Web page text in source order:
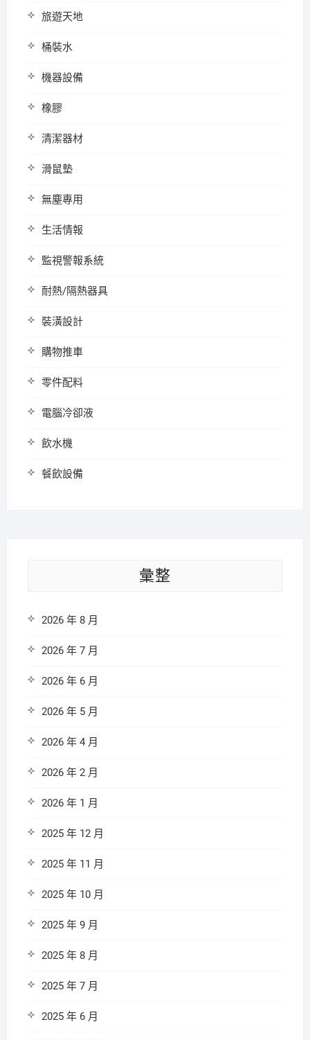
旅遊天地
桶裝水
機器設備
橡膠
清潔器材
滑鼠墊
無塵專用
生活情報
監視警報系統
耐熱/隔熱器具
裝潢設計
購物推車
零件配料
電腦冷卻液
飲水機
餐飲設備
彙整
2026 年 8 月
2026 年 7 月
2026 年 6 月
2026 年 5 月
2026 年 4 月
2026 年 2 月
2026 年 1 月
2025 年 12 月
2025 年 11 月
2025 年 10 月
2025 年 9 月
2025 年 8 月
2025 年 7 月
2025 年 6 月